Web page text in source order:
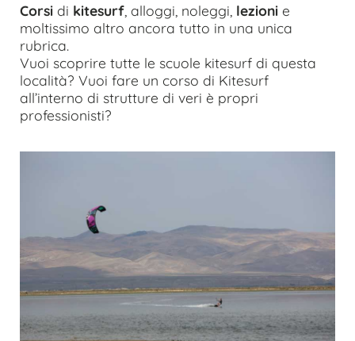
Corsi di kitesurf , alloggi, noleggi, lezioni e
moltissimo altro ancora tutto in una unica
rubrica.
Vuoi scoprire tutte le scuole kitesurf di questa
località? Vuoi fare un corso di Kitesurf
all’interno di strutture di veri è propri
professionisti?